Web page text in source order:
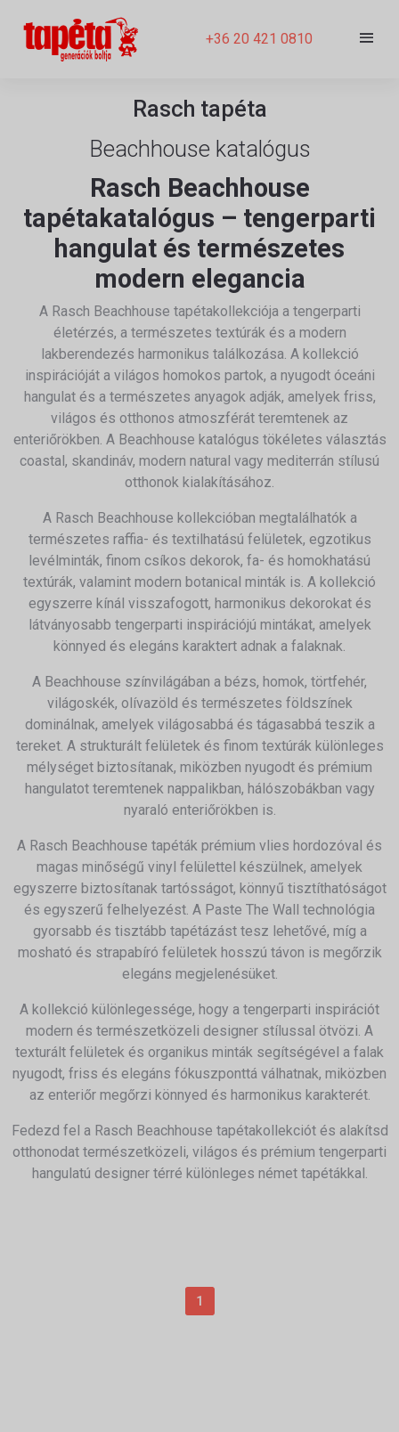
+36 20 421 0810
Rasch tapéta
Beachhouse katalógus
Rasch Beachhouse
tapétakatalógus – tengerparti
hangulat és természetes
modern elegancia
A Rasch Beachhouse tapétakollekciója a tengerparti
életérzés, a természetes textúrák és a modern
lakberendezés harmonikus találkozása. A kollekció
inspirációját a világos homokos partok, a nyugodt óceáni
hangulat és a természetes anyagok adják, amelyek friss,
világos és otthonos atmoszférát teremtenek az
enteriőrökben. A Beachhouse katalógus tökéletes választás
coastal, skandináv, modern natural vagy mediterrán stílusú
otthonok kialakításához.
A Rasch Beachhouse kollekcióban megtalálhatók a
természetes raffia- és textilhatású felületek, egzotikus
levélminták, finom csíkos dekorok, fa- és homokhatású
textúrák, valamint modern botanical minták is. A kollekció
egyszerre kínál visszafogott, harmonikus dekorokat és
látványosabb tengerparti inspirációjú mintákat, amelyek
könnyed és elegáns karaktert adnak a falaknak.
A Beachhouse színvilágában a bézs, homok, törtfehér,
világoskék, olívazöld és természetes földszínek
dominálnak, amelyek világosabbá és tágasabbá teszik a
tereket. A strukturált felületek és finom textúrák különleges
mélységet biztosítanak, miközben nyugodt és prémium
hangulatot teremtenek nappalikban, hálószobákban vagy
nyaraló enteriőrökben is.
A Rasch Beachhouse tapéták prémium vlies hordozóval és
magas minőségű vinyl felülettel készülnek, amelyek
egyszerre biztosítanak tartósságot, könnyű tisztíthatóságot
és egyszerű felhelyezést. A Paste The Wall technológia
gyorsabb és tisztább tapétázást tesz lehetővé, míg a
mosható és strapabíró felületek hosszú távon is megőrzik
elegáns megjelenésüket.
A kollekció különlegessége, hogy a tengerparti inspirációt
modern és természetközeli designer stílussal ötvözi. A
texturált felületek és organikus minták segítségével a falak
nyugodt, friss és elegáns fókuszponttá válhatnak, miközben
az enteriőr megőrzi könnyed és harmonikus karakterét.
Fedezd fel a Rasch Beachhouse tapétakollekciót és alakítsd
otthonodat természetközeli, világos és prémium tengerparti
hangulatú designer térré különleges német tapétákkal.
1